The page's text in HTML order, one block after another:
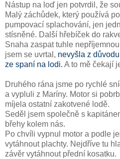
Nástup na loď jen potvrdil, že
Malý záchůdek, který používá
pumpovací splachování, jen
stísněné. Další hřebíček do
Snaha zaspat tuhle
jsem se uvrtal, nevyšla z
ze spaní na lodi. A to mě čekají
Druhého rána jsme po rychlé
a vypluli z Maríny. Motor si
míjela ostatní zakotvené lodě.
Seděl jsem společně s
břehy kolem nás.
Po chvíli vypnul motor a podle
vytáhnout plachty. Nejdříve tu
závěr vytáhnout přední kosatku.